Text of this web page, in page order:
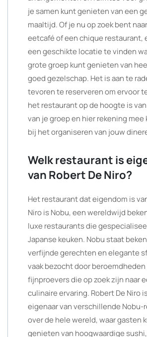
je samen kunt genieten van een
maaltijd. Of je nu op zoek bent
eetcafé of een chique restaurant,
een geschikte locatie te vinden
grote groep kunt genieten van
goed gezelschap. Het is aan te
tevoren te reserveren om ervoor
het restaurant op de hoogte is
van je groep en hier rekening mee
bij het organiseren van jouw
Welk restaurant is
van Robert De Niro?
Het restaurant dat eigendom is
Niro is Nobu, een wereldwijd
luxe restaurants die
Japanse keuken. Nobu staat
verfijnde gerechten en elegante
vaak bezocht door beroemdheden
fijnproevers die op zoek zijn naar
culinaire ervaring. Robert De Niro
eigenaar van verschillende
over de hele wereld, waar gasten
genieten van hoogwaardige